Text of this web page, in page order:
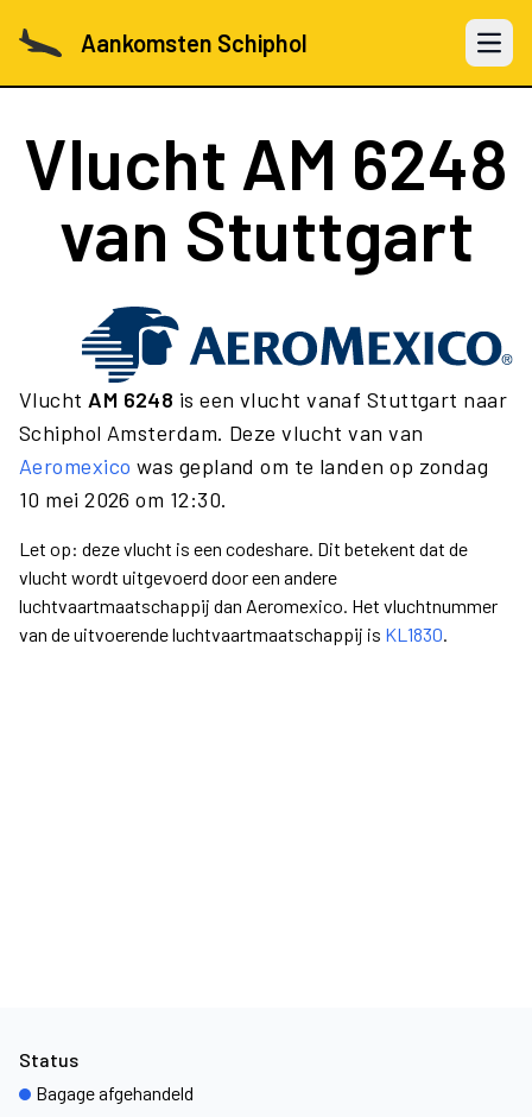
Aankomsten Schiphol Open
Vlucht AM 6248
van Stuttgart
Vlucht AM 6248 is een vlucht vanaf Stuttgart naar
Schiphol Amsterdam. Deze vlucht van van
Aeromexico was gepland om te landen op zondag
10 mei 2026 om 12:30.
Let op: deze vlucht is een codeshare. Dit betekent dat de
vlucht wordt uitgevoerd door een andere
luchtvaartmaatschappij dan Aeromexico. Het vluchtnummer
van de uitvoerende luchtvaartmaatschappij is KL1830.
Status
Bagage afgehandeld